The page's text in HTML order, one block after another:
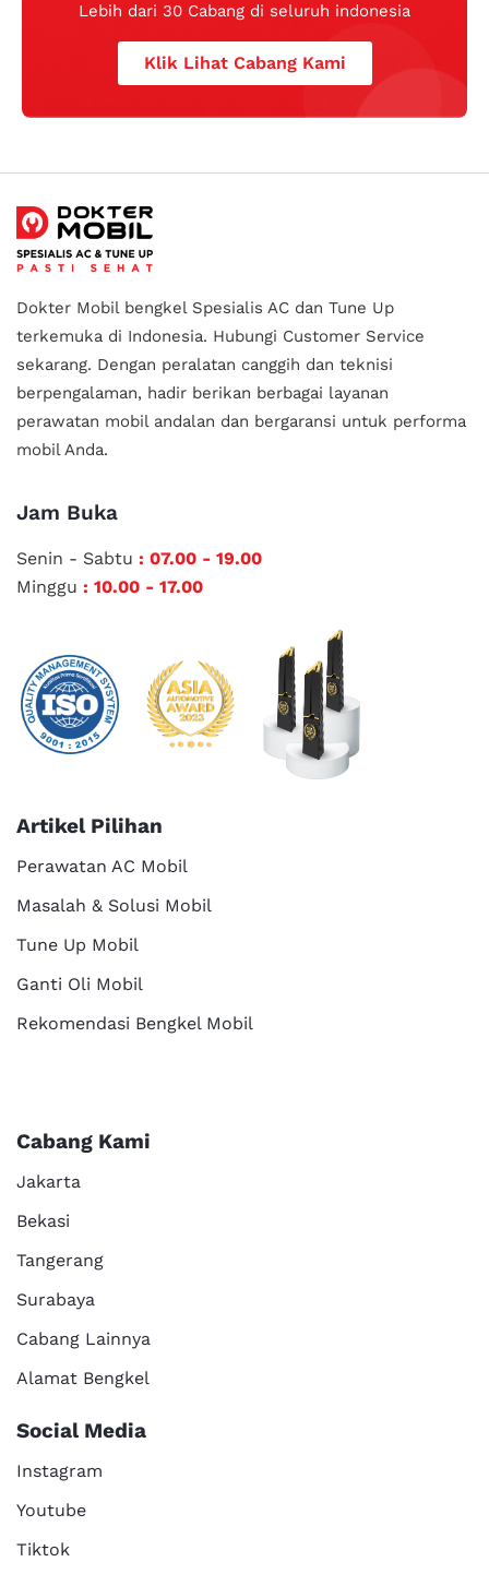
Lebih dari 30 Cabang di seluruh indonesia
Klik Lihat Cabang Kami
Dokter Mobil bengkel Spesialis AC dan Tune Up
terkemuka di Indonesia. Hubungi Customer Service
sekarang. Dengan peralatan canggih dan teknisi
berpengalaman, hadir berikan berbagai layanan
perawatan mobil andalan dan bergaransi untuk performa
mobil Anda.
Jam Buka
Senin - Sabtu : 07.00 - 19.00
Minggu : 10.00 - 17.00
Artikel Pilihan
Perawatan AC Mobil
Masalah & Solusi Mobil
Tune Up Mobil
Ganti Oli Mobil
Rekomendasi Bengkel Mobil
Cabang Kami
Jakarta
Bekasi
Tangerang
Surabaya
Cabang Lainnya
Alamat Bengkel
Social Media
Instagram
Youtube
Tiktok